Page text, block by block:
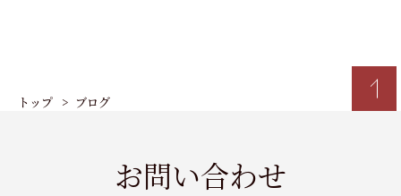
トップ ブログ
お問い合わせ